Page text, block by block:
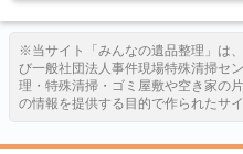
※当サイト「みんなの遺品整理」は
び一般社団法人事件現場特殊清掃セ
理・特殊清掃・ゴミ屋敷や空き家の
の情報を提供する目的で作られたサイ